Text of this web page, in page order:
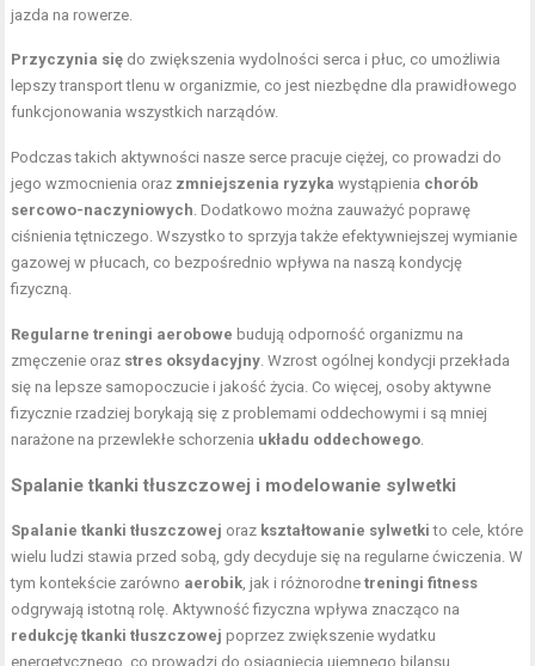
jazda na rowerze.
Przyczynia się do zwiększenia wydolności serca i płuc, co umożliwia
lepszy transport tlenu w organizmie, co jest niezbędne dla prawidłowego
funkcjonowania wszystkich narządów.
Podczas takich aktywności nasze serce pracuje ciężej, co prowadzi do
jego wzmocnienia oraz zmniejszenia ryzyka wystąpienia chorób
sercowo-naczyniowych. Dodatkowo można zauważyć poprawę
ciśnienia tętniczego. Wszystko to sprzyja także efektywniejszej wymianie
gazowej w płucach, co bezpośrednio wpływa na naszą kondycję
fizyczną.
Regularne treningi aerobowe budują odporność organizmu na
zmęczenie oraz stres oksydacyjny. Wzrost ogólnej kondycji przekłada
się na lepsze samopoczucie i jakość życia. Co więcej, osoby aktywne
fizycznie rzadziej borykają się z problemami oddechowymi i są mniej
narażone na przewlekłe schorzenia układu oddechowego.
Spalanie tkanki tłuszczowej i modelowanie sylwetki
Spalanie tkanki tłuszczowej oraz kształtowanie sylwetki to cele, które
wielu ludzi stawia przed sobą, gdy decyduje się na regularne ćwiczenia. W
tym kontekście zarówno aerobik, jak i różnorodnetreningi fitness
odgrywają istotną rolę. Aktywność fizyczna wpływa znacząco na
redukcję tkanki tłuszczowej poprzez zwiększenie wydatku
energetycznego, co prowadzi do osiągnięcia ujemnego bilansu